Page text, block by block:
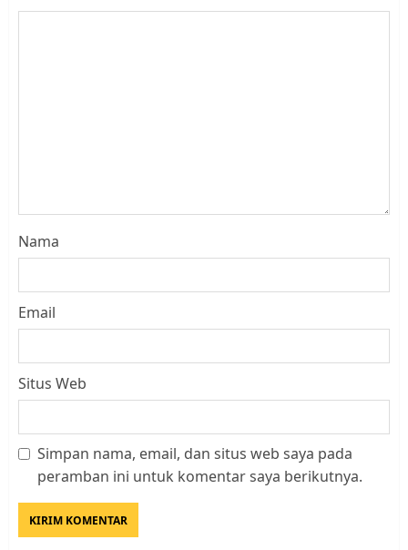
Nama
Email
Situs Web
Simpan nama, email, dan situs web saya pada
peramban ini untuk komentar saya berikutnya.
Datangi Pemko Batam, Warga